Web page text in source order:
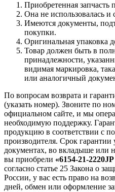
Приобретенная запчасть
Она не использовалась и
Имеются документы,
покупки.
Оригинальная упаковка
Товар должен быть в
принадлежности,
видимая маркировка,
или аналогичный
По вопросам возврата и
(указать номер). Звоните по
официальном сайте, и мы
необходимую поддержку.
продукцию в соответствии с
производителя. Срок гарантии
документах, во вкладыше или
вы приобрели «6154-21-
согласно статье 25 Закона о
России, у вас есть право на
дней, обмен или оформление